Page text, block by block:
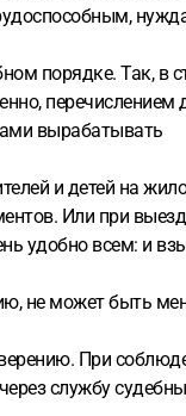
порядке. Так, в
перечислением
вырабатывать
и детей на
Или при
удобно всем: и
не может быть
При
службу